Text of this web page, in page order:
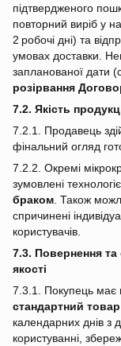
підтвердженого
повторний виріб у
2 робочі дні) та
умовах доставки.
запланованої дати
розірвання
7.2. Якість
7.2.1. Продавець
фінальний огляд
7.2.2. Окремі
зумовлені
браком . Також
спричинені
користувачів.
7.3. Повернення та
якості
7.3.1. Покупець має
стандартний товар
календарних днів з
користуванні,